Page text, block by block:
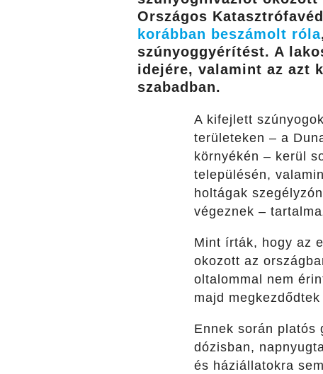
Országos
korábban beszámolt róla
szúnyoggyérítést. A
idejére, valamint az azt
szabadban.
A kifejlett
területeken – a
környékén – kerül
településén,
holtágak
végeznek –
Mint írták, hogy az
okozott az
oltalommal nem
majd
Ennek során platós
dózisban,
és háziállatokra